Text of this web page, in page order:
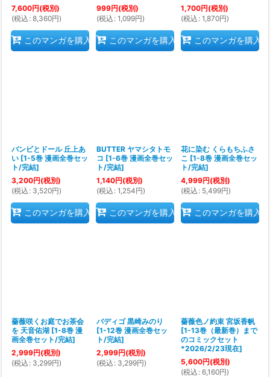
7,600円(税別)
(税込 : 8,360円)
このマンガを購入
999円(税別)
(税込 : 1,099円)
このマンガを購入
1,700円(税別)
(税込 : 1,870円)
このマンガを購入
バンビとドール 丘上あ
い [1-5巻 漫画全巻セッ
ト/完結]
3,200円(税別)
(税込 : 3,520円)
このマンガを購入
BUTTER ヤマシタトモ
コ [1-6巻 漫画全巻セッ
ト/完結]
1,140円(税別)
(税込 : 1,254円)
このマンガを購入
花に染む くらもちふさ
こ [1-8巻 漫画全巻セッ
ト/完結]
4,999円(税別)
(税込 : 5,499円)
このマンガを購入
薔薇咲くお庭でお茶会
を 天音佑湖 [1-8巻 漫
画全巻セット/完結]
2,999円(税別)
(税込 : 3,299円)
バディゴ 黒崎みのり
[1-12巻 漫画全巻セッ
ト/完結]
2,999円(税別)
(税込 : 3,299円)
薔薇色ノ約束 宮坂香帆
[1-13巻（最新巻）まで
のコミックセット
*2026/2/23現在]
5,600円(税別)
(税込 : 6,160円)